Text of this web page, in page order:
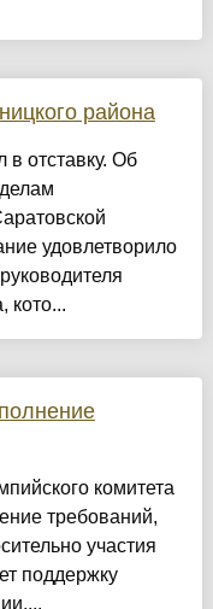
района
в отставку. Об
удовлетворило
кото...
комитета
требований,
участия
поддержку